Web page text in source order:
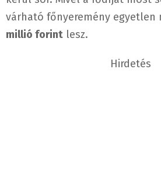
várható főnyeremény egyetlen
millió forint lesz.
Hirdetés